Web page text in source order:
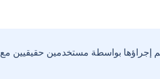
إجراؤها بواسطة مستخدمين حقيقيين مع